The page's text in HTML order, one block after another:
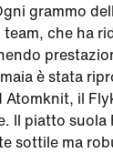
grammo
team, che ha
è stata
Atomknit, il
Il piatto suola
sottile ma